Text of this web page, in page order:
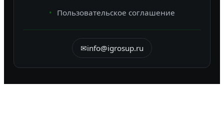
Пользовательское соглашение
✉info@igrosup.ru